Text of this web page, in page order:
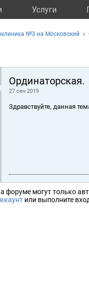
Услуги
№3 на Московский
Ординаторская.
27 сен 2019
Здравствуйте, данная
форуме могут только
или выполните